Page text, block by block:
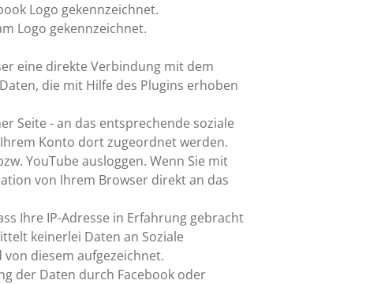
Logo gekennzeichnet.
Logo gekennzeichnet.
eine direkte Verbindung mit dem
die mit Hilfe des Plugins erhoben
Seite - an das entsprechende soziale
Konto dort zugeordnet werden.
YouTube ausloggen. Wenn Sie mit
von Ihrem Browser direkt an das
Ihre IP-Adresse in Erfahrung gebracht
keinerlei Daten an Soziale
diesem aufgezeichnet.
der Daten durch Facebook oder